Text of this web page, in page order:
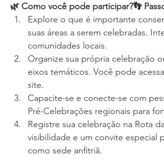
🌿 Como você pode participar?👣
Explore o que é importante
suas áreas a serem celebradas.
comunidades locais.
Organize sua própria celebração
eixos temáticos. Você pode
site.
Capacite-se e conecte-se com
Pré-Celebrações regionais para
Registre sua celebração na Rota
visibilidade e um convite especial
como sede anfitriã.